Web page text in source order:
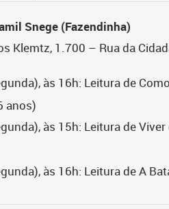
Snege (Fazendinha)
Klemtz, 1.700 – Rua da
às 16h: Leitura de
anos)
às 15h: Leitura de
às 16h: Leitura de A